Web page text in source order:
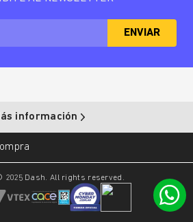
ENVIAR
información
2025 Dash. All rights reserved.